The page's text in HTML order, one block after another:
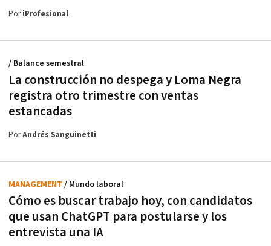
PoriProfesional
La construcción no despega y Loma Negra
registra otro trimestre con ventas
estancadas
/ Balance semestral
PorAndrés Sanguinetti
Cómo es buscar trabajo hoy, con candidatos
que usan ChatGPT para postularse y los
entrevista una IA
MANAGEMENT / Mundo laboral